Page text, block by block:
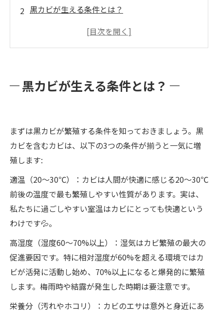
黒カビが生える条件とは？
浴室に黒カビが生える理由
黒カビは何に弱いか
プロにお任せ！カビバスターズ福岡の強み✨
お問い合わせ・ご相談はこちら🚑💨
黒カビが生える条件とは？
まずは黒カビが繁殖する条件を知っておきましょう。黒
カビを含むカビは、以下の3つの条件が揃うと一気に増
殖します:
適温（20～30℃）：カビは人間が快適に感じる20〜30℃
前後の温度で最も繁殖しやすい性質があります。実は、
私たちに過ごしやすい室温はカビにとっても快適という
わけです💦。
高湿度（湿度60～70%以上）：湿気はカビ繁殖の最大の
促進要因です。特に相対湿度が60%を超える環境ではカ
ビが活発に活動し始め、70%以上になると爆発的に繁殖
します。梅雨時や結露が発生した時期は要注意です。
栄養分（汚れやホコリ）：カビのエサは意外と身近にあ